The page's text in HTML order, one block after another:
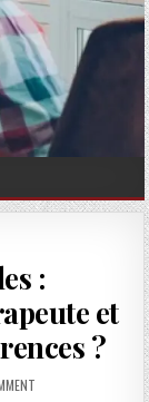
:
et
?
ON COMPRENDRE